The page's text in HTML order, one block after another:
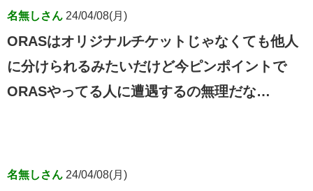
名無しさん 24/04/08(月)
ORASはオリジナルチケットじゃなくても他人
に分けられるみたいだけど今ピンポイントで
ORASやってる人に遭遇するの無理だな…
名無しさん 24/04/08(月)